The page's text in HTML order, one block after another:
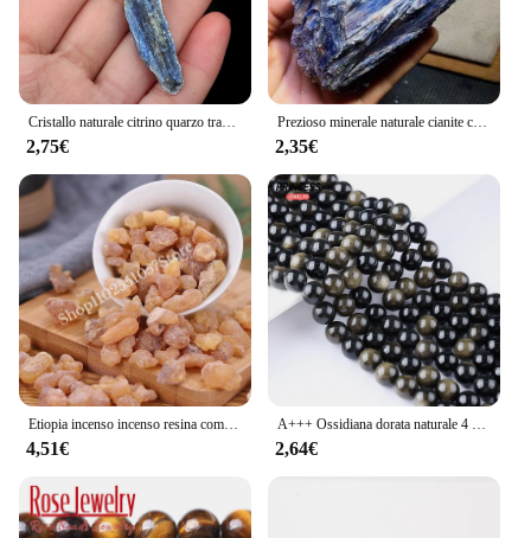
Cristallo naturale citrino quarzo trasparente acquamarina grezzo grezzo rame antico ciondolo Vintage collana fai da te braccialetto orecchino gioielli
2,75€
Prezioso minerale naturale cianite cristallo campione pietra pietra preziosa grezza Chip per Reiki guarigione Calcite blu raccogliere gioielli 1 pz
2,35€
Etiopia incenso incenso resina commestibile grado fragranza incenso Frankinsense medicina aromaterapia pulita
4,51€
A+++ Ossidiana dorata naturale 4 6 8 10 12mm Perline di pietre preziose sciolte per la creazione di gioielli Collana braccialetto Accessori fai da te all'ingrosso
2,64€